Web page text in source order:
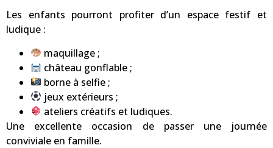
Les enfants pourront profiter d’un espace festif et
ludique :
maquillage ;
château gonflable ;
borne à selfie ;
jeux extérieurs ;
ateliers créatifs et ludiques.
Une excellente occasion de passer une journée
conviviale en famille.